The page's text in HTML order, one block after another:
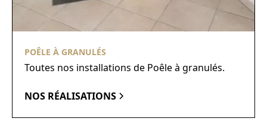
POÊLE À GRANULÉS
Toutes nos installations de Poêle à granulés.
NOS RÉALISATIONS